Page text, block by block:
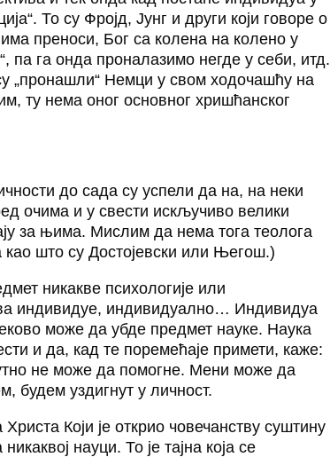
То су Фројд, Јунг и други који говоре о
преноси, Бог са колена на колено у
па га онда проналазимо негде у себи, итд.
су „пронашли“ Немци у свом ходочашћу на
ту нема оног основног хришћанског
до сада су успели да на, на неки
очима и у свести искључиво велики
за њима. Мислим да нема тога теолога
што су Достојевски или Његош.)
никакве психологије или
индивидуе, индивидуално… Индивидуа
може да убде предмет науке. Наука
и да, кад те поремећаје примети, каже:
не може да помогне. Мени може да
будем уздигнут у личност.
Који је открио човечанству суштину
науци. То је тајна која се